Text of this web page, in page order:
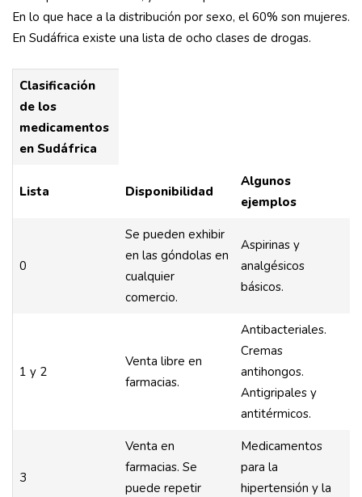
En lo que hace a la distribución por sexo, el 60% son mujeres.
En Sudáfrica existe una lista de ocho clases de drogas.
Clasificación
de los
medicamentos
en Sudáfrica
Lista Disponibilidad
Algunos
ejemplos
0
Se pueden exhibir
en las góndolas en
cualquier
comercio.
Aspirinas y
analgésicos
básicos.
1 y 2
Venta libre en
farmacias.
Antibacteriales.
Cremas
antihongos.
Antigripales y
antitérmicos.
3
Venta en
farmacias. Se
puede repetir
Medicamentos
para la
hipertensión y la